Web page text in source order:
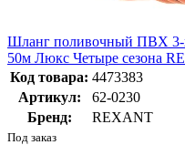
Шланг поливочный ПВХ 3-
50м Люкс Четыре сезона
Код товара: 4473383
Артикул:
62-0230
Бренд:
REXANT
Под заказ